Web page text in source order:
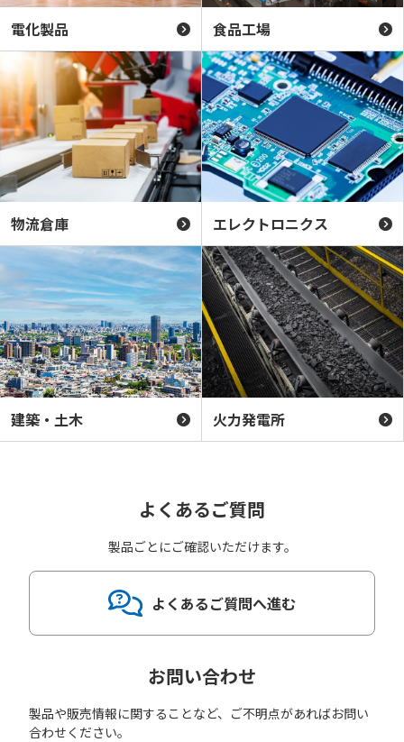
電化製品 食品工場
物流倉庫 エレクトロニクス
建築・土木 火力発電所
よくあるご質問
製品ごとにご確認いただけます。
よくあるご質問へ進む
お問い合わせ
製品や販売情報に関することなど、ご不明点があればお問い
合わせください。